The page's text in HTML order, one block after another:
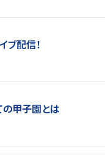
ブ配信！
の甲子園とは